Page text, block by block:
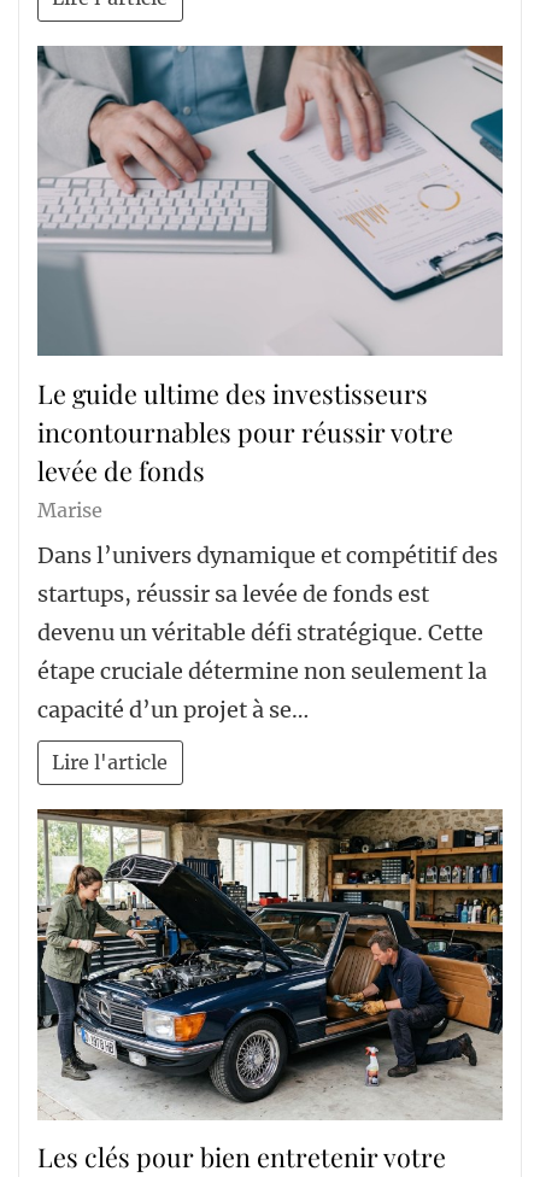
Le guide ultime des investisseurs
incontournables pour réussir votre
levée de fonds
Marise
Dans l’univers dynamique et compétitif des
startups, réussir sa levée de fonds est
devenu un véritable défi stratégique. Cette
étape cruciale détermine non seulement la
capacité d’un projet à se…
Lire l'article
Les clés pour bien entretenir votre